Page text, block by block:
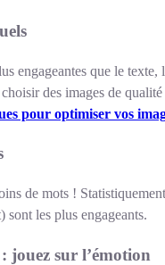
engageantes que le
des images de
pour optimiser vos
de mots !
sont les plus engageants.
jouez sur l’émotion